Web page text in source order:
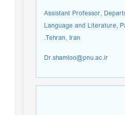
Assistant Professor,
Language and Literature,
Tehran, Iran.
Dr.shamloo@pnu.ac.ir